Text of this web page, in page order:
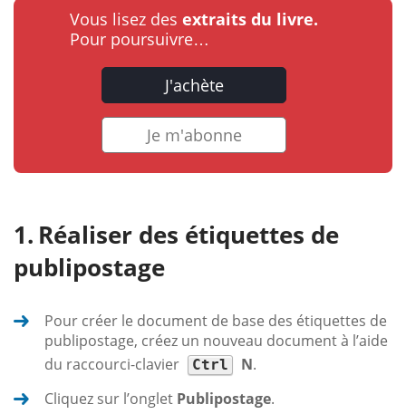
Vous lisez des extraits du livre.
Pour poursuivre…
J'achète
Je m'abonne
Réaliser des étiquettes de
publipostage
Pour créer le document de base des étiquettes de
publipostage, créez un nouveau document à l’aide
du raccourci-clavier
Ctrl N.
Cliquez sur l’onglet Publipostage.